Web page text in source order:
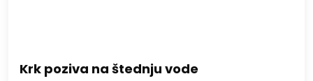
Krk poziva na štednju vode